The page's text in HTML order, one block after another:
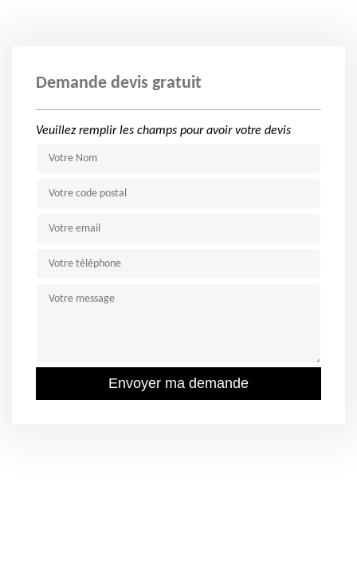
Demande devis gratuit
Veuillez remplir les champs pour avoir votre devis